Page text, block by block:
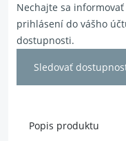
Nechajte sa
prihlásení do vášho
dostupnosti.
Sledovať
Popis produktu